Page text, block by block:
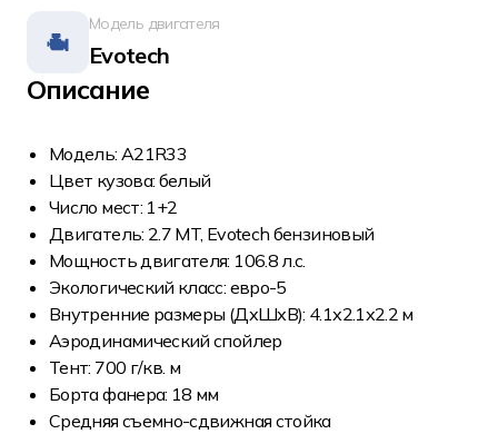
Модель двигателя
Evotech
Описание
Модель: A21R33
Цвет кузова: белый
Число мест: 1+2
Двигатель: 2.7 MT, Evotech бензиновый
Мощность двигателя: 106.8 л.с.
Экологический класс: евро-5
Внутренние размеры (ДхШхВ): 4.1х2.1х2.2 м
Аэродинамический спойлер
Тент: 700 г/кв. м
Борта фанера: 18 мм
Средняя съемно-сдвижная стойка